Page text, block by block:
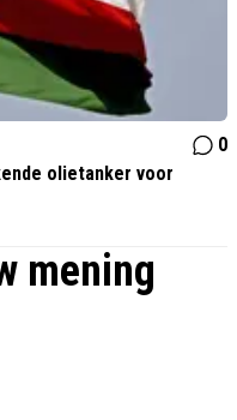
0
olietanker voor
mening